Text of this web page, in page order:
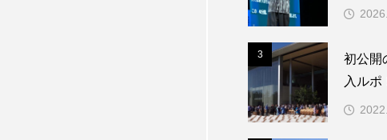
Trust
3
初公開
入ルポ
／